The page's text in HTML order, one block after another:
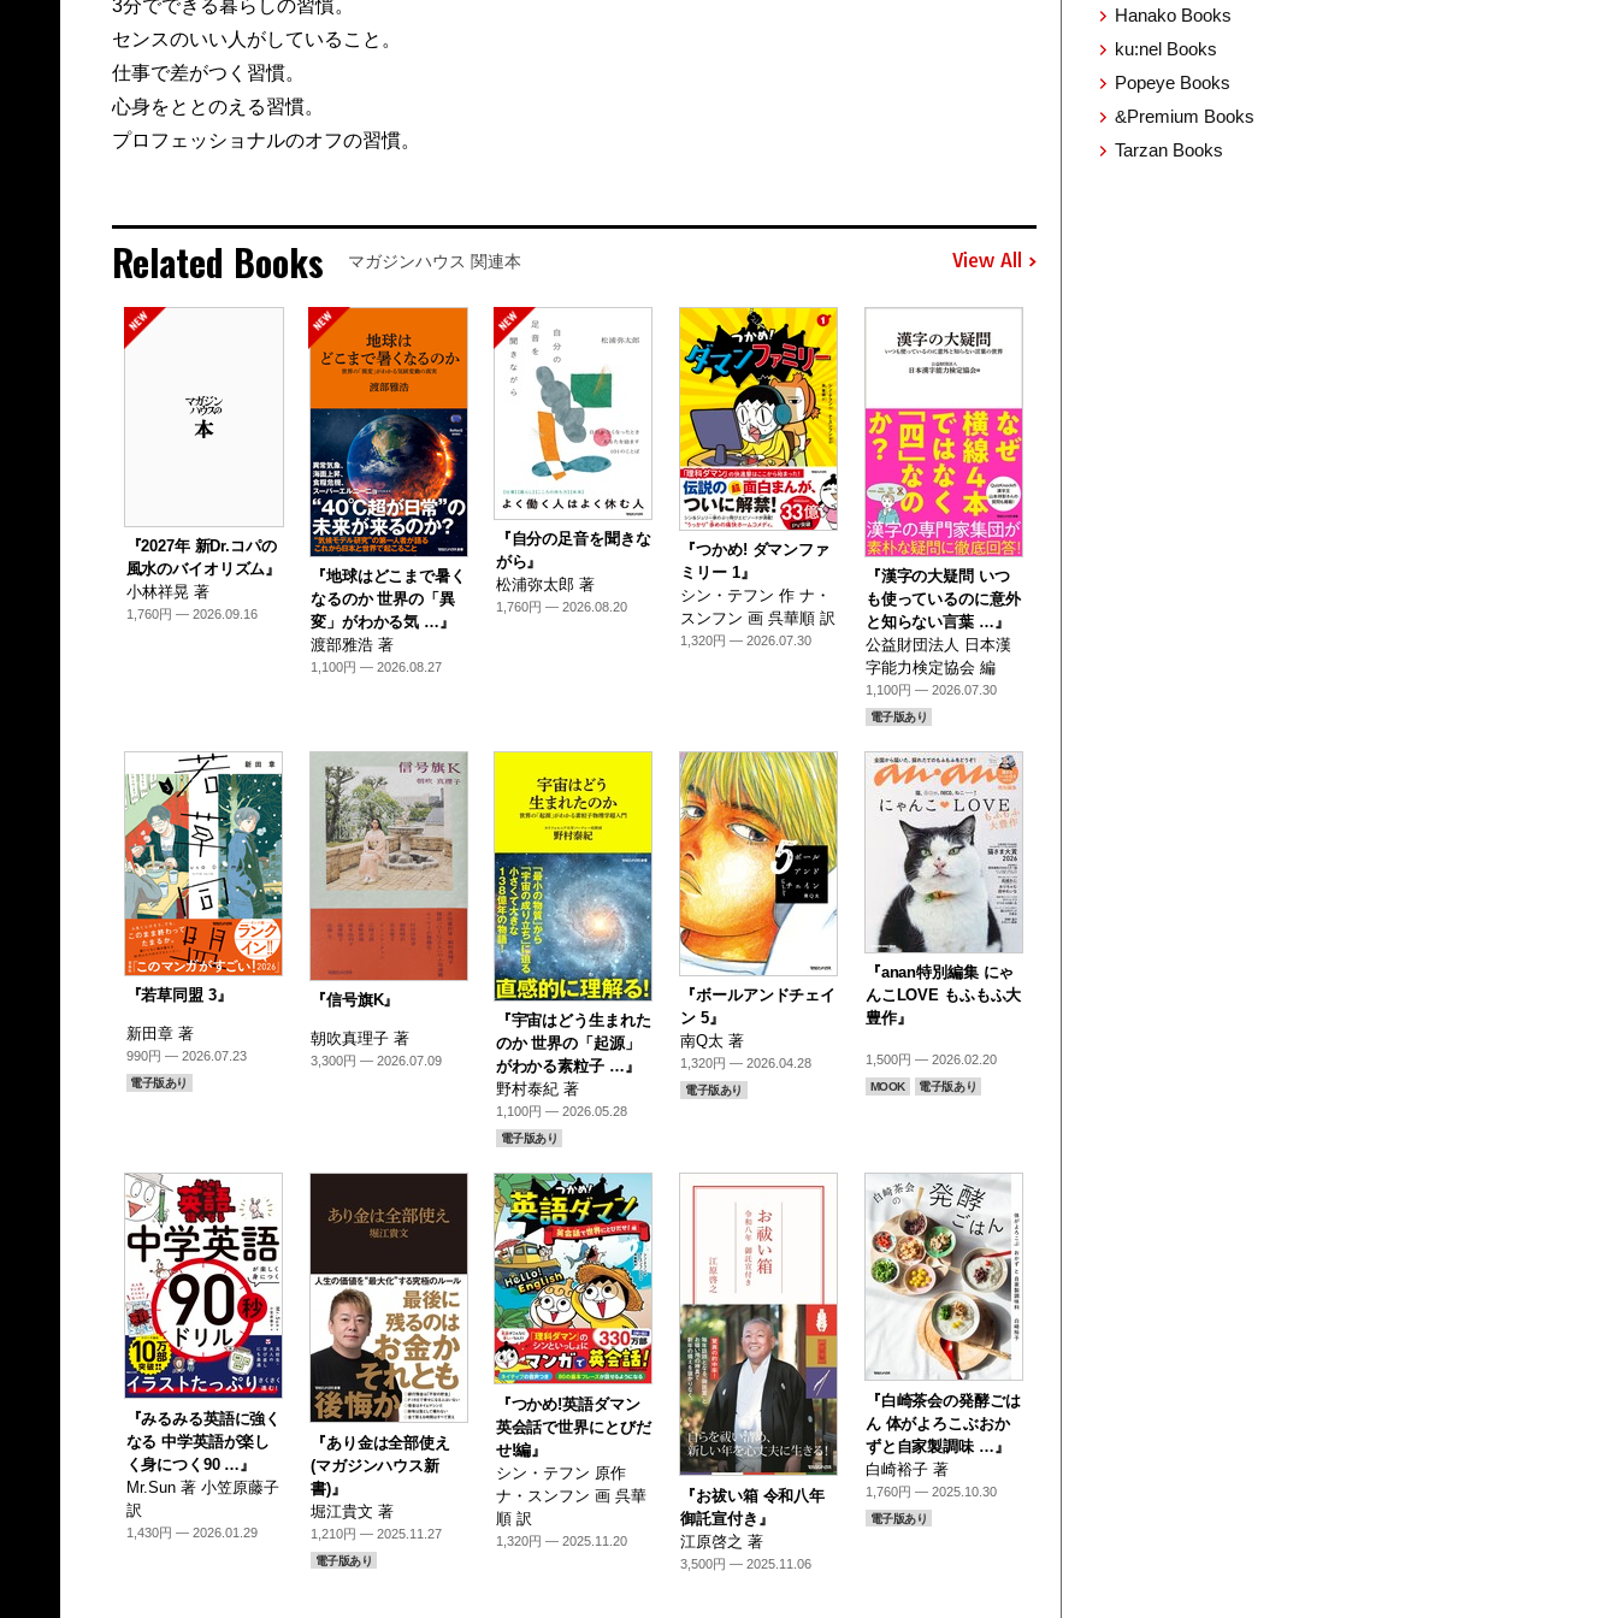
3分でできる暮らしの習慣。
センスのいい人がしていること。
仕事で差がつく習慣。
心身をととのえる習慣。
プロフェッショナルのオフの習慣。
Related Books マガジンハウス 関連本 View All
『2027年 新Dr.コパの
風水のバイオリズム』
小林祥晃 著
1,760円 — 2026.09.16
『地球はどこまで暑く
なるのか 世界の「異
変」がわかる気 …』
渡部雅浩 著
1,100円 — 2026.08.27
『自分の足音を聞きな
がら』
松浦弥太郎 著
1,760円 — 2026.08.20
『つかめ! ダマンファ
ミリー 1』
シン・テフン 作 ナ・
スンフン 画 呉華順 訳
1,320円 — 2026.07.30
『漢字の大疑問 いつ
も使っているのに意外
と知らない言葉 …』
公益財団法人 日本漢
字能力検定協会 編
1,100円 — 2026.07.30
電子版あり
『若草同盟 3』
新田章 著
990円 — 2026.07.23
電子版あり
『信号旗K』
朝吹真理子 著
3,300円 — 2026.07.09
『宇宙はどう生まれた
のか 世界の「起源」
がわかる素粒子 …』
野村泰紀 著
1,100円 — 2026.05.28
電子版あり
『ボールアンドチェイ
ン 5』
南Q太 著
1,320円 — 2026.04.28
電子版あり
『anan特別編集 にゃ
んこLOVE もふもふ大
豊作』
1,500円 — 2026.02.20
MOOK 電子版あり
『みるみる英語に強く
なる 中学英語が楽し
く身につく90 …』
Mr.Sun 著 小笠原藤子
訳
1,430円 — 2026.01.29
『あり金は全部使え
(マガジンハウス新
書)』
堀江貴文 著
1,210円 — 2025.11.27
電子版あり
『つかめ!英語ダマン
英会話で世界にとびだ
せ!編』
シン・テフン 原作
ナ・スンフン 画 呉華
順 訳
1,320円 — 2025.11.20
『お祓い箱 令和八年
御託宣付き』
江原啓之 著
3,500円 — 2025.11.06
『白崎茶会の発酵ごは
ん 体がよろこぶおか
ずと自家製調味 …』
白崎裕子 著
1,760円 — 2025.10.30
電子版あり
Hanako Books
ku:nel Books
Popeye Books
&Premium Books
Tarzan Books